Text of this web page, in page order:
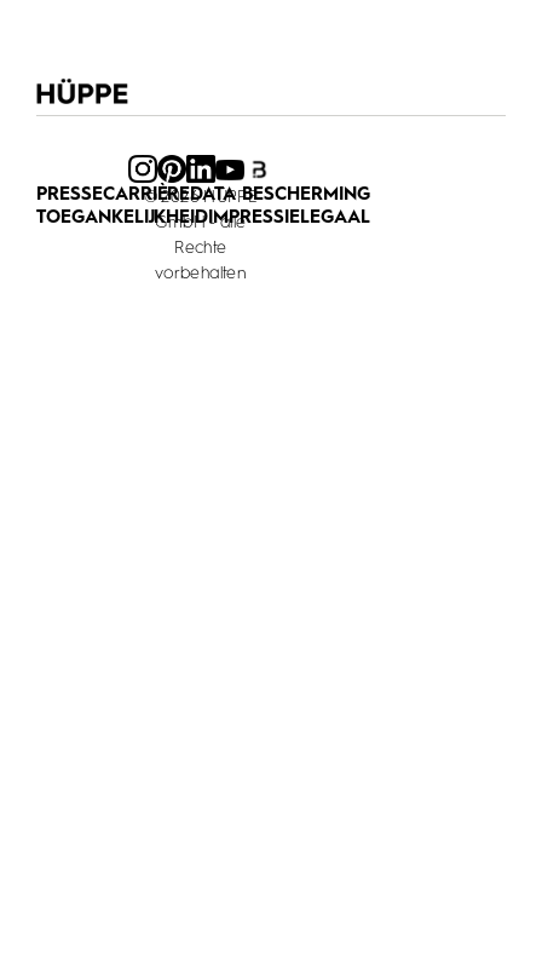
PRESSECARRIÈREDATA BESCHERMING
TOEGANKELIJKHEIDIMPRESSIELEGAAL
© 2026 HÜPPE
GmbH - alle
Rechte
vorbehalten